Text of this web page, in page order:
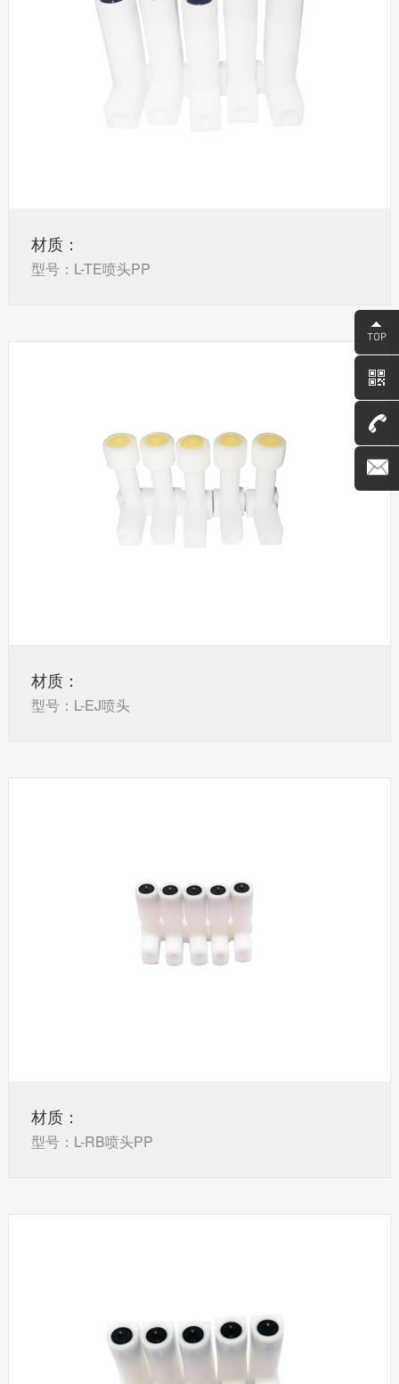
材质：
型号：L-TE喷头PP
材质：
型号：L-EJ喷头
材质：
型号：L-RB喷头PP